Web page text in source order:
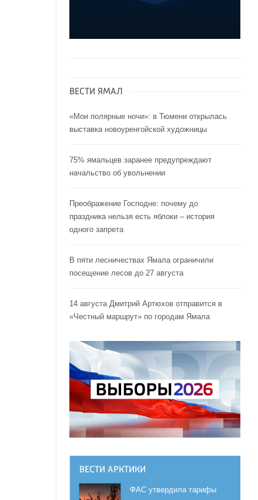
ВЕСТИ ЯМАЛ
«Мои полярные ночи»: в Тюмени открылась
выставка новоуренгойской художницы
75% ямальцев заранее предупреждают
начальство об увольнении
Преображение Господне: почему до
праздника нельзя есть яблоки – история
одного запрета
В пяти лесничествах Ямала ограничили
посещение лесов до 27 августа
14 августа Дмитрий Артюхов отправится в
«Честный маршрут» по городам Ямала
ВЕСТИ АРКТИКИ
ФАС утвердила тарифы